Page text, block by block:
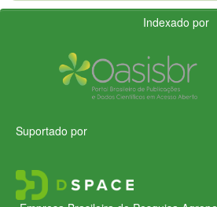
Indexado por
Suportado por